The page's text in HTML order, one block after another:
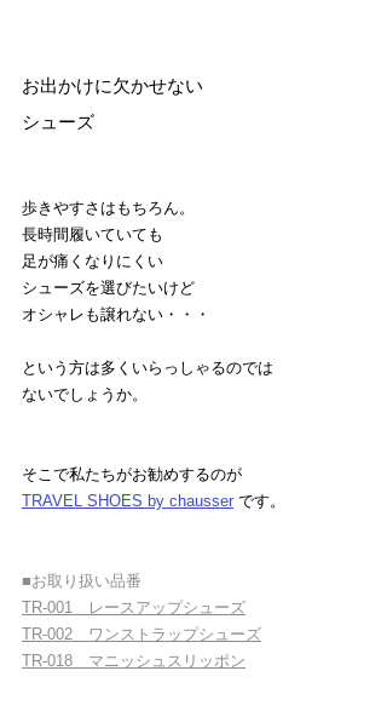
お出かけに欠かせない
シューズ
歩きやすさはもちろん。
長時間履いていても
足が痛くなりにくい
シューズを選びたいけど
オシャレも譲れない・・・
という方は多くいらっしゃるのでは
ないでしょうか。
そこで私たちがお勧めするのが
TRAVEL SHOES by chausser です。
■お取り扱い品番
TR-001　レースアップシューズ
TR-002　ワンストラップシューズ
TR-018　マニッシュスリッポン